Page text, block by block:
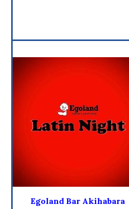
Egoland Bar Akihabara